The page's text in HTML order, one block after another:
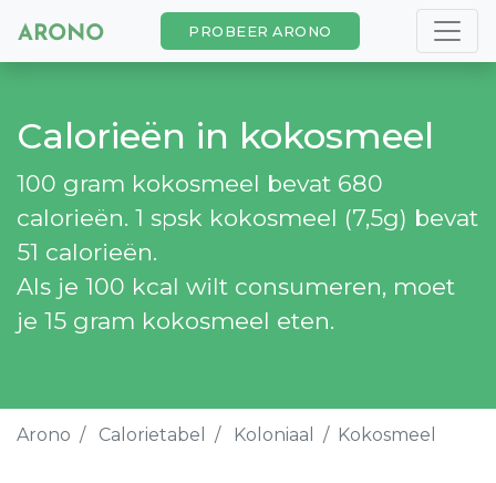
PROBEER ARONO
Calorieën in kokosmeel
100 gram kokosmeel bevat 680
calorieën. 1 spsk kokosmeel (7,5g) bevat
51 calorieën.
Als je 100 kcal wilt consumeren, moet
je 15 gram kokosmeel eten.
Arono Calorietabel Koloniaal Kokosmeel